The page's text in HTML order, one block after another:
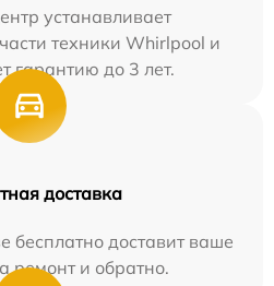
устанавливает
техники Whirlpool и
гарантию до 3 лет.
доставка
бесплатно доставит ваше
ремонт и обратно.